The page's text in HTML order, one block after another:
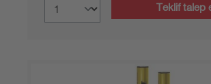
Teklif talep